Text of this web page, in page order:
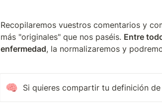
Recopilaremos vuestros comentarios y
más "originales" que nos paséis. Entre
enfermedad, la normalizaremos y
🧠 Si quieres compartir tu definición